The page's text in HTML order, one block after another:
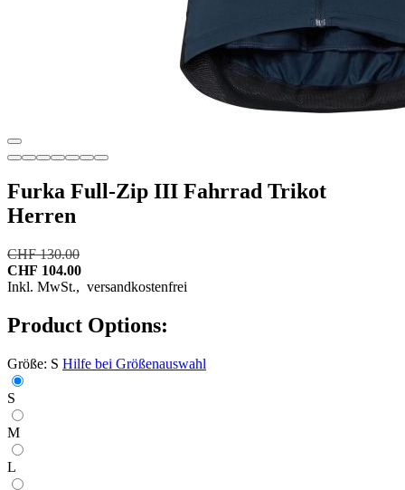
Furka Full-Zip III Fahrrad Trikot
Herren
CHF 130.00
CHF 104.00
Inkl. MwSt., versandkostenfrei
Product Options:
Größe: S Hilfe bei Größenauswahl
S
M
L